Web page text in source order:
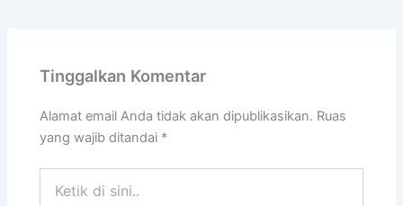
Tinggalkan Komentar
Alamat email Anda tidak akan dipublikasikan. Ruas
yang wajib ditandai *